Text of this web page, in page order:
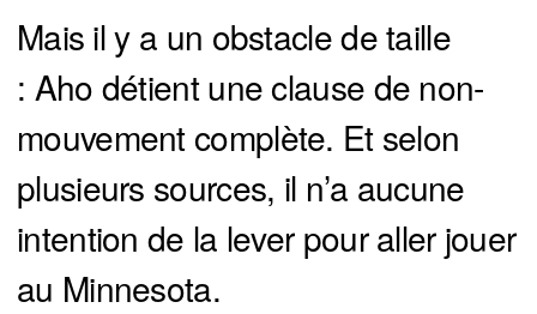
Mais il y a un obstacle de taille
: Aho détient une clause de non-
mouvement complète. Et selon
plusieurs sources, il n’a aucune
intention de la lever pour aller jouer
au Minnesota.